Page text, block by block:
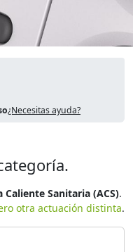
¿Necesitas ayuda?
Caliente Sanitaria (ACS).
otra actuación distinta.